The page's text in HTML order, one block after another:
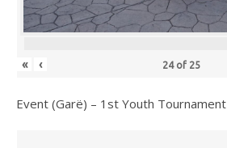
« ‹ 24of 25
Event (Garë) – 1st Youth Tournament